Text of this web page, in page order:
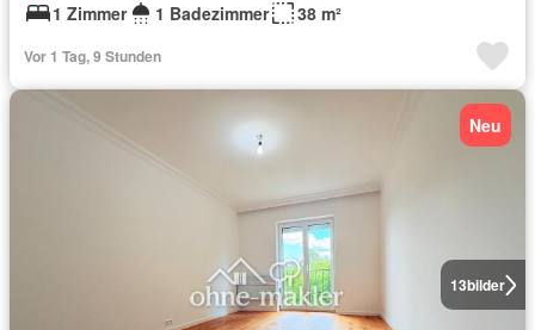
1 Zimmer
1 Badezimmer 38 m²
Vor 1 Tag, 9 Stunden
13bilder
Neu